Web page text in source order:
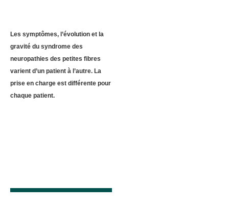
Les symptômes, l’évolution et la
gravité du syndrome des
neuropathies des petites fibres
varient d’un patient à l’autre. La
prise en charge est différente pour
chaque patient.